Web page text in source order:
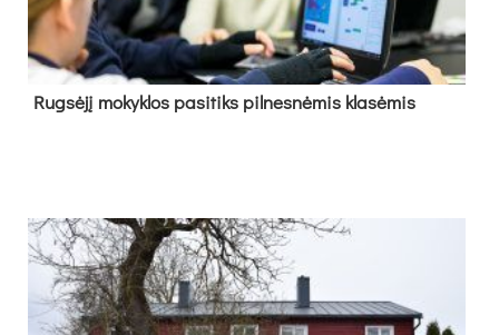
Rug­sė­jį mo­kyk­los pa­si­tiks pil­nes­nė­mis kla­sė­mis